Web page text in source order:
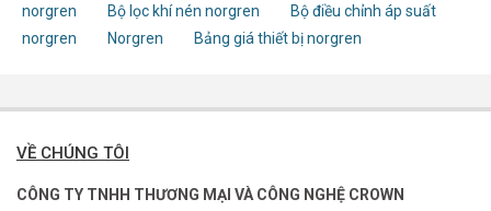
norgren
Bộ lọc khí nén norgren
Bộ điều chỉnh áp suất
norgren
Norgren Bảng giá thiết bị norgren
VỀ CHÚNG TÔI
CÔNG TY TNHH THƯƠNG MẠI VÀ CÔNG NGHỆ CROWN